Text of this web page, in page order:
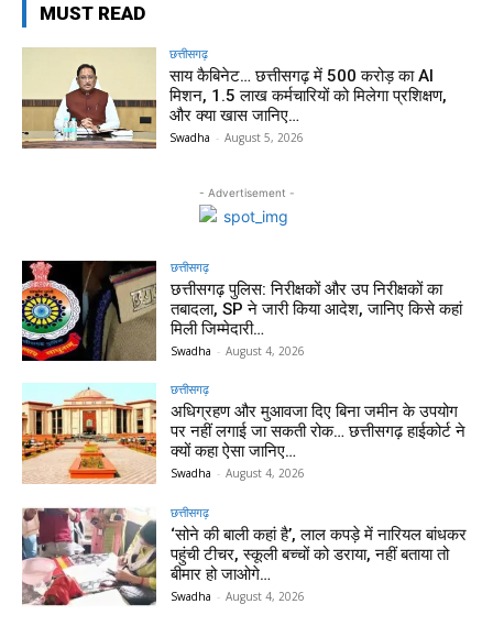
MUST READ
छत्तीसगढ़
साय कैबिनेट… छत्तीसगढ़ में 500 करोड़ का AI
मिशन, 1.5 लाख कर्मचारियों को मिलेगा प्रशिक्षण,
और क्या खास जानिए…
Swadha - August 5, 2026
- Advertisement -
छत्तीसगढ़
छत्तीसगढ़ पुलिस: निरीक्षकों और उप निरीक्षकों का
तबादला, SP ने जारी किया आदेश, जानिए किसे कहां
मिली जिम्मेदारी…
Swadha - August 4, 2026
छत्तीसगढ़
अधिग्रहण और मुआवजा दिए बिना जमीन के उपयोग
पर नहीं लगाई जा सकती रोक… छत्तीसगढ़ हाईकोर्ट ने
क्यों कहा ऐसा जानिए…
Swadha - August 4, 2026
छत्तीसगढ़
‘सोने की बाली कहां है’, लाल कपड़े में नारियल बांधकर
पहुंची टीचर, स्कूली बच्चों को डराया, नहीं बताया तो
बीमार हो जाओगे…
Swadha - August 4, 2026